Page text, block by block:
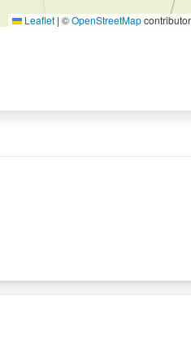
Leaflet | ©OpenStreetMap